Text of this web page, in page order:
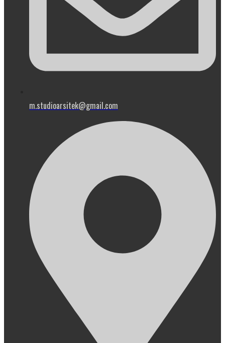
m.studioarsitek@gmail.com